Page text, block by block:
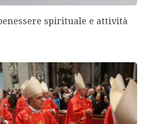
spirituale e attività